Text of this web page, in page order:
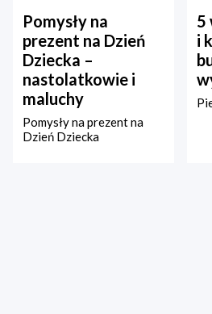
Pomysły na
prezent na Dzień
Dziecka –
nastolatkowie i
maluchy
Pomysły na prezent na
Dzień Dziecka
5
i